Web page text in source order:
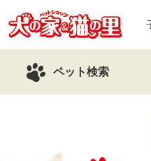
ペット検索